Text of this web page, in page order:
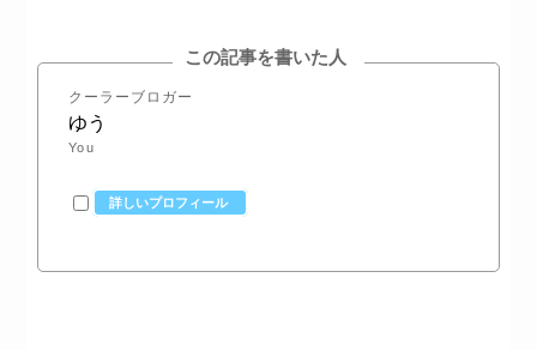
この記事を書いた人
クーラーブロガー
ゆう
You
詳しいプロフィール